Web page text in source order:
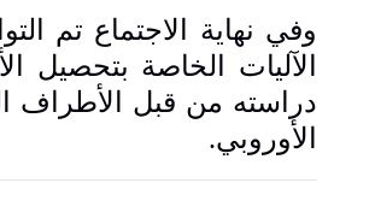
وفي نهاية الاجتماع تم
الآليات الخاصة بتحصيل
دراسته من قبل الأطراف
الأوروبي.